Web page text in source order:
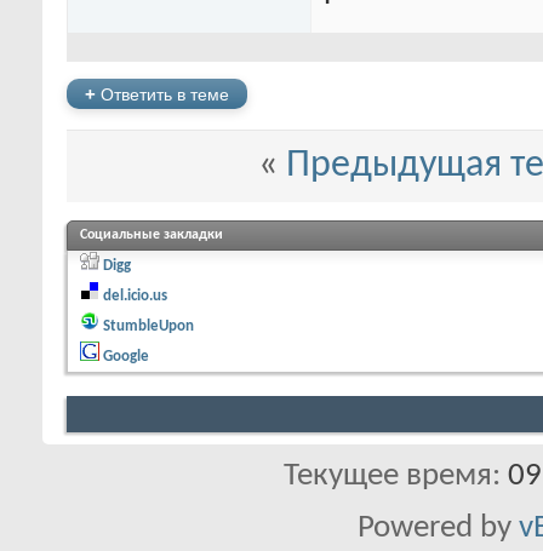
+ Ответить в теме
« Предыдущая
Социальные закладки
Digg
del.icio.us
StumbleUpon
Google
Текущее время:
Powered by